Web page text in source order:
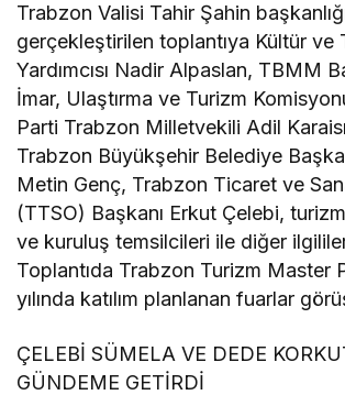
Trabzon Valisi Tahir Şahin
gerçekleştirilen toplantıya Kültür ve
Yardımcısı Nadir Alpaslan, TBMM
İmar, Ulaştırma ve Turizm
Parti Trabzon Milletvekili Adil
Trabzon Büyükşehir Belediye
Metin Genç, Trabzon Ticaret ve
(TTSO) Başkanı Erkut Çelebi,
ve kuruluş temsilcileri ile diğer ilgililer
Toplantıda Trabzon Turizm Master
yılında katılım planlanan fuarlar
ÇELEBİ SÜMELA VE DEDE
GÜNDEME GETİRDİ